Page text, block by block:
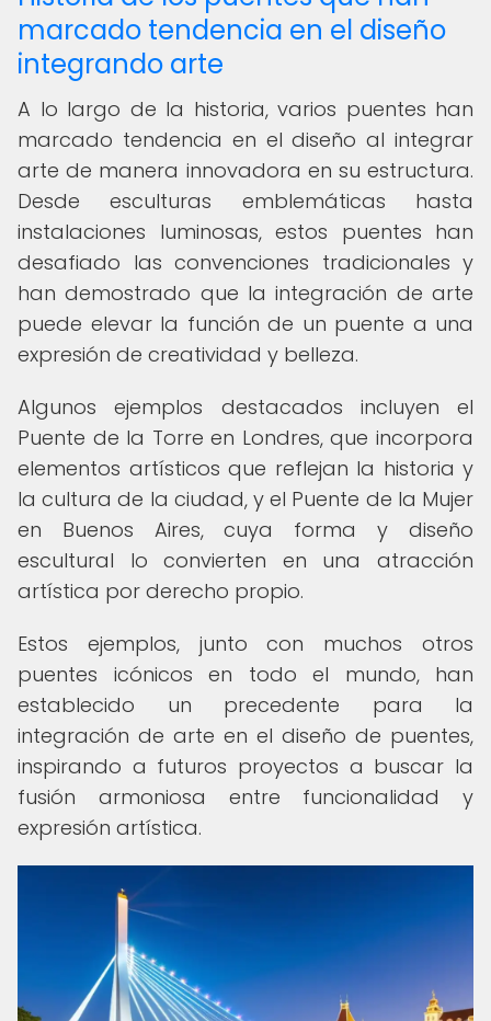
marcado tendencia en el diseño
integrando arte
A lo largo de la historia, varios puentes han
marcado tendencia en el diseño al integrar
arte de manera innovadora en su estructura.
Desde esculturas emblemáticas hasta
instalaciones luminosas, estos puentes han
desafiado las convenciones tradicionales y
han demostrado que la integración de arte
puede elevar la función de un puente a una
expresión de creatividad y belleza.
Algunos ejemplos destacados incluyen el
Puente de la Torre en Londres, que incorpora
elementos artísticos que reflejan la historia y
la cultura de la ciudad, y el Puente de la Mujer
en Buenos Aires, cuya forma y diseño
escultural lo convierten en una atracción
artística por derecho propio.
Estos ejemplos, junto con muchos otros
puentes icónicos en todo el mundo, han
establecido un precedente para la
integración de arte en el diseño de puentes,
inspirando a futuros proyectos a buscar la
fusión armoniosa entre funcionalidad y
expresión artística.